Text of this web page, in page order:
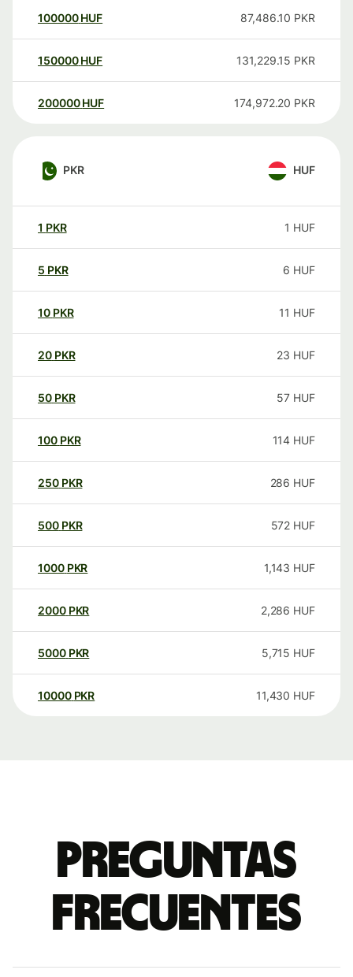
100000 HUF 87,486.10 PKR
150000 HUF 131,229.15 PKR
200000 HUF 174,972.20 PKR
PKR HUF
1 PKR 1 HUF
5 PKR 6 HUF
10 PKR 11 HUF
20 PKR 23 HUF
50 PKR 57 HUF
100 PKR 114 HUF
250 PKR 286 HUF
500 PKR 572 HUF
1000 PKR 1,143 HUF
2000 PKR 2,286 HUF
5000 PKR 5,715 HUF
10000 PKR 11,430 HUF
Preguntas
frecuentes